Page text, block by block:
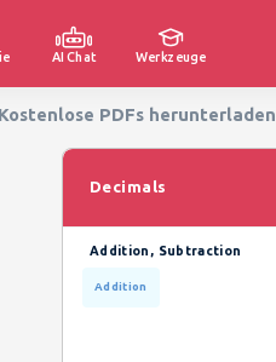
AI Chat Werkzeuge
PDFs herunterladen
Decimals
Addition, Subtraction
Addition